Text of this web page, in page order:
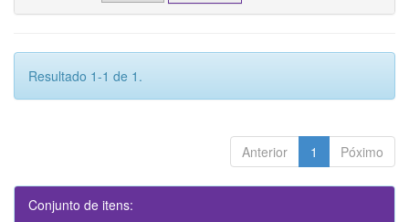
Resultado 1-1 de 1.
Anterior 1 Póximo
Conjunto de itens: